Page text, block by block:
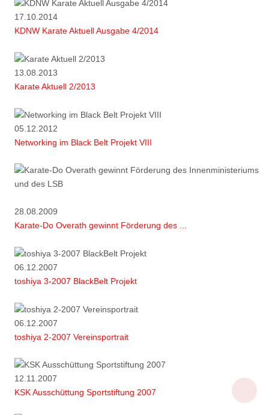
17.10.2014
KDNW Karate Aktuell Ausgabe 4/2014
13.08.2013
Karate Aktuell 2/2013
05.12.2012
Networking im Black Belt Projekt VIII
28.08.2009
Karate-Do Overath gewinnt Förderung des ...
06.12.2007
toshiya 3-2007 BlackBelt Projekt
06.12.2007
toshiya 2-2007 Vereinsportrait
12.11.2007
KSK Ausschüttung Sportstiftung 2007